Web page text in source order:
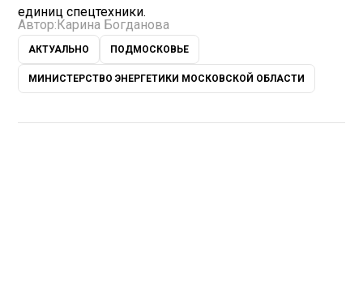
единиц спецтехники.
Автор: Карина Богданова
АКТУАЛЬНО ПОДМОСКОВЬЕ
МИНИСТЕРСТВО ЭНЕРГЕТИКИ МОСКОВСКОЙ ОБЛАСТИ